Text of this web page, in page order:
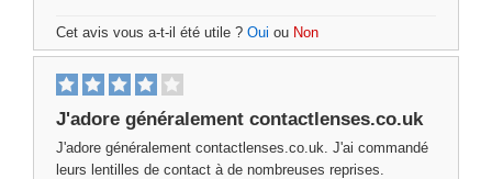
Cet avis vous a-t-il été utile ? Oui ou Non
J'adore généralement contactlenses.co.uk
J'adore généralement contactlenses.co.uk. J'ai commandé
leurs lentilles de contact à de nombreuses reprises.